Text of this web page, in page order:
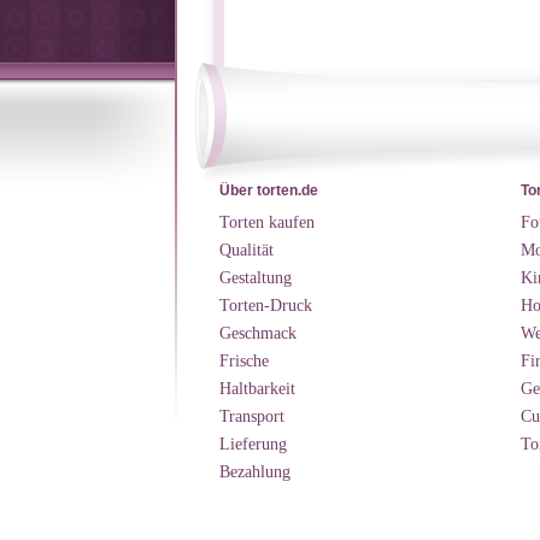
Über torten.de
Torten kaufen
Qualität
Gestaltung
Torten-Druck
Geschmack
Frische
Haltbarkeit
Transport
Lieferung
Bezahlung